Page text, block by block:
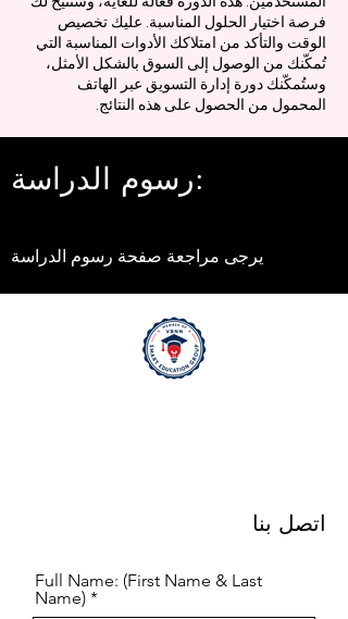
فرصة اختيار الحلول المناسبة. عليك تخصيص
الوقت والتأكد من امتلاكك الأدوات المناسبة التي
تُمكّنك من الوصول إلى السوق بالشكل الأمثل،
وستُمكّنك دورة إدارة التسويق عبر الهاتف
المحمول من الحصول على هذه النتائج.
رسوم الدراسة:
يرجى مراجعة صفحة رسوم الدراسة
اتصل بنا
Full Name: (First Name & Last
Name)